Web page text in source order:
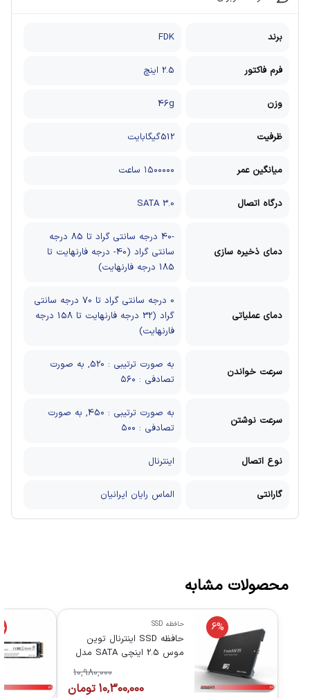
برند FDK
فرم فاکتور 2.5 اینچ
وزن 46g
ظرفیت 512گیگابایت
میانگین عمر ۱۵۰۰۰۰۰ ساعت
درگاه اتصال SATA 3.0
دمای ذخیره سازی
-40 درجه سانتی گراد تا 85 درجه
سانتی گراد (40- درجه فارنهایت تا
185 درجه فارنهایت)
دمای عملیاتی
0 درجه سانتی گراد تا 70 درجه سانتی
گراد (32 درجه فارنهایت تا 158 درجه
فارنهایت)
سرعت خواندن
به صورت ترتيبی : 520, به صورت
تصادفی : ۵۶۰
سرعت نوشتن
به صورت ترتیبی : 450, به صورت
تصادفی : ۵۰۰
نوع اتصال اینترنال
گارانتی الماس رایان ایرانیان
محصولات مشابه
6% حافظه SSD
حافظه SSD اینترنال توین
موس 2.5 اینچی SATA مدل
Hyper H2 Ultra ظرفیت 512
10,980,000
10,300,000 تومان